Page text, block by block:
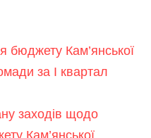
бюджету Кам’янської
за І квартал
заходів щодо
Кам’янської